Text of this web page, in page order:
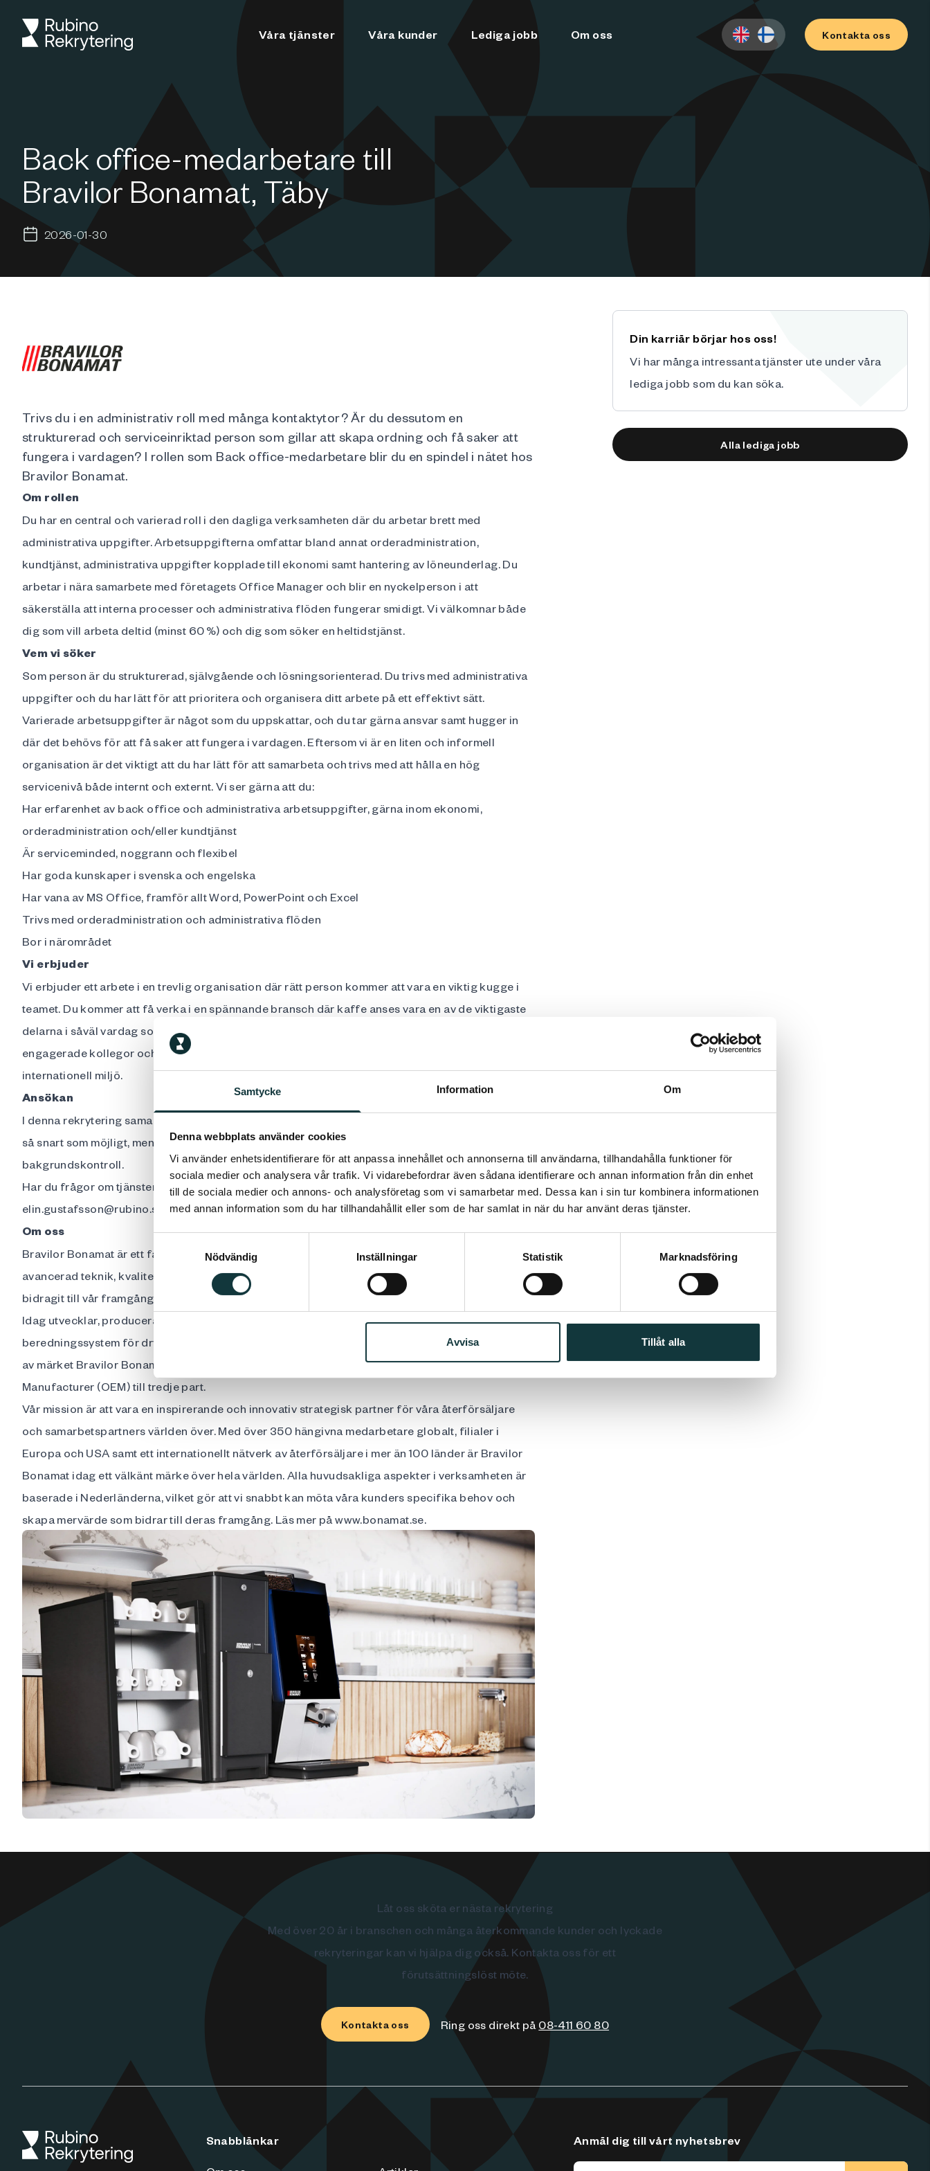
Samtycke Information Om
Denna webbplats använder cookies
Vi använder enhetsidentifierare för att anpassa innehållet och annonserna till användarna, tillhandahålla funktioner för
sociala medier och analysera vår trafik. Vi vidarebefordrar även sådana identifierare och annan information från din enhet
till de sociala medier och annons- och analysföretag som vi samarbetar med. Dessa kan i sin tur kombinera informationen
med annan information som du har tillhandahållit eller som de har samlat in när du har använt deras tjänster.
Nödvändig
Inställningar Statistik Marknadsföring
Avvisa Tillåt alla
Våra tjänster Våra kunder Lediga jobb Om oss Kontakta oss
Back office-medarbetare till
Bravilor Bonamat, Täby
2026-01-30
Trivs du i en administrativ roll med många kontaktytor? Är du dessutom en
strukturerad och serviceinriktad person som gillar att skapa ordning och få saker att
fungera i vardagen? I rollen som Back office-medarbetare blir du en spindel i nätet hos
Bravilor Bonamat.
Om rollen
Du har en central och varierad roll i den dagliga verksamheten där du arbetar brett med
administrativa uppgifter. Arbetsuppgifterna omfattar bland annat orderadministration,
kundtjänst, administrativa uppgifter kopplade till ekonomi samt hantering av löneunderlag. Du
arbetar i nära samarbete med företagets Office Manager och blir en nyckelperson i att
säkerställa att interna processer och administrativa flöden fungerar smidigt. Vi välkomnar både
dig som vill arbeta deltid (minst 60 %) och dig som söker en heltidstjänst.
Vem vi söker
Som person är du strukturerad, självgående och lösningsorienterad. Du trivs med administrativa
uppgifter och du har lätt för att prioritera och organisera ditt arbete på ett effektivt sätt.
Varierade arbetsuppgifter är något som du uppskattar, och du tar gärna ansvar samt hugger in
där det behövs för att få saker att fungera i vardagen. Eftersom vi är en liten och informell
organisation är det viktigt att du har lätt för att samarbeta och trivs med att hålla en hög
servicenivå både internt och externt. Vi ser gärna att du:
Har erfarenhet av back office och administrativa arbetsuppgifter, gärna inom ekonomi,
orderadministration och/eller kundtjänst
Är serviceminded, noggrann och flexibel
Har goda kunskaper i svenska och engelska
Har vana av MS Office, framför allt Word, PowerPoint och Excel
Trivs med orderadministration och administrativa flöden
Bor i närområdet
Vi erbjuder
Vi erbjuder ett arbete i en trevlig organisation där rätt person kommer att vara en viktig kugge i
teamet. Du kommer att få verka i en spännande bransch där kaffe anses vara en av de viktigaste
delarna i såväl vardag som fest. Rollen ger dig möjlighet att växa in i ansvaret, arbeta nära
engagerade kollegor och bidra till att våra administrativa processer fungerar smidigt i en
internationell miljö.
Ansökan
I denna rekrytering samarbetar Bravilor Bonamat med Rubino Rekrytering. Vi önskar din ansökan
så snart som möjligt, men senast den 20 februari 2026. Slutkandidater genomgår
bakgrundskontroll.
Har du frågor om tjänsten? Kontakta ansvarig rekryterare Elin Gustafsson på +46735 034 142
elin.gustafsson@rubino.se
eller Hanne Rubino på +46 739 015 911hanne@rubino.se .
Om oss
Bravilor Bonamat är ett familjeföretag som grundades 1948 i Nederländerna. Innovativa idéer,
avancerad teknik, kvalitet och intern produktion har alltid varit viktiga aspekter för oss och har
bidragit till vår framgång idag.
Idag utvecklar, producerar och levererar Bravilor Bonamat ett omfattande sortiment av
beredningssystem för dryck, med fokus på kaffespecialiteter och hett vatten. Utöver maskinerna
av märket Bravilor Bonamat utvecklar och tillverkar vi dessutom som Original Equipment
Manufacturer (OEM) till tredje part.
Vår mission är att vara en inspirerande och innovativ strategisk partner för våra återförsäljare
och samarbetspartners världen över. Med över 350 hängivna medarbetare globalt, filialer i
Europa och USA samt ett internationellt nätverk av återförsäljare i mer än 100 länder är Bravilor
Bonamat idag ett välkänt märke över hela världen. Alla huvudsakliga aspekter i verksamheten är
baserade i Nederländerna, vilket gör att vi snabbt kan möta våra kunders specifika behov och
skapa mervärde som bidrar till deras framgång. Läs mer påwww.bonamat.se.
Din karriär börjar hos oss!
Vi har många intressanta tjänster ute under våra
lediga jobb som du kan söka.
Alla lediga jobb
Låt oss sköta er nästa rekrytering
Med över 20 år i branschen och många återkommande kunder och lyckade
rekryteringar kan vi hjälpa dig också. Kontakta oss för ett
förutsättningslöst möte.
Kontakta oss Ring oss direkt på 08-411 60 80
Snabblänkar Anmäl dig till vårt nyhetsbrev